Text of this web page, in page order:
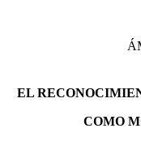
EL
COMO